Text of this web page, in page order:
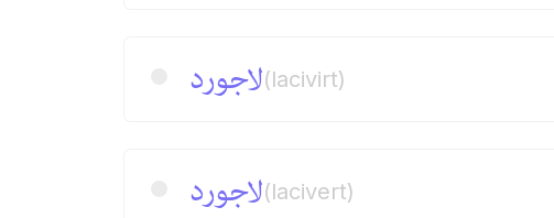
لاجورد(lacivirt)
لاجورد(lacivert)